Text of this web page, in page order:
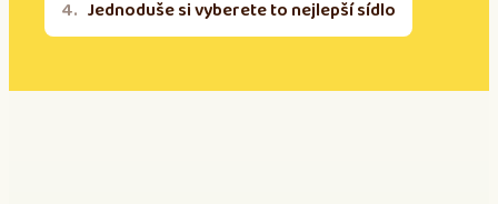
Jednoduše si vyberete to nejlepší sídlo